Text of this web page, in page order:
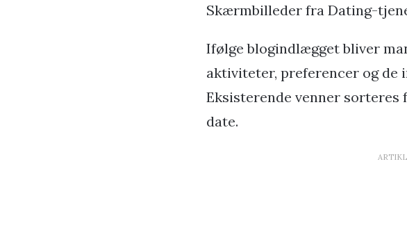
Skærmbilleder fra Dating-
Ifølge blogindlægget bliver
aktiviteter, preferencer og de
Eksisterende venner sorteres
date.